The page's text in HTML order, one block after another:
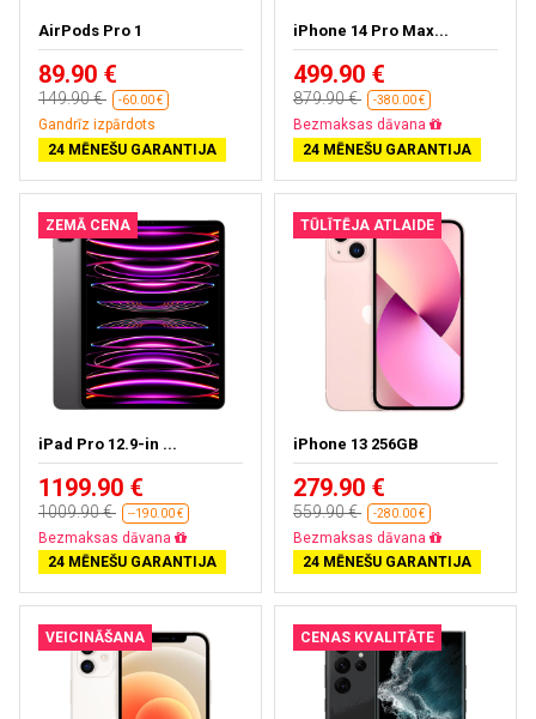
AirPods Pro 1
89.90 €
149.90 € -60.00 €
Gandrīz izpārdots
24 MĒNEŠU GARANTIJA
iPhone 14 Pro Max...
499.90 €
879.90 € -380.00 €
Bezmaksas dāvana
24 MĒNEŠU GARANTIJA
ZEMĀ CENA
iPad Pro 12.9-in ...
1199.90 €
1009.90 € --190.00 €
Bezmaksas dāvana
24 MĒNEŠU GARANTIJA
TŪLĪTĒJA ATLAIDE
iPhone 13 256GB
279.90 €
559.90 € -280.00 €
Bezmaksas dāvana
24 MĒNEŠU GARANTIJA
VEICINĀŠANA CENAS KVALITĀTE